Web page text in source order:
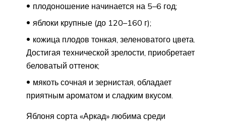
плодоношение начинается на 5–6 год;
яблоки крупные (до 120–160 г);
кожица плодов тонкая, зеленоватого цвета.
Достигая технической зрелости, приобретает
беловатый оттенок;
мякоть сочная и зернистая, обладает
приятным ароматом и сладким вкусом.
Яблоня сорта «Аркад» любима среди